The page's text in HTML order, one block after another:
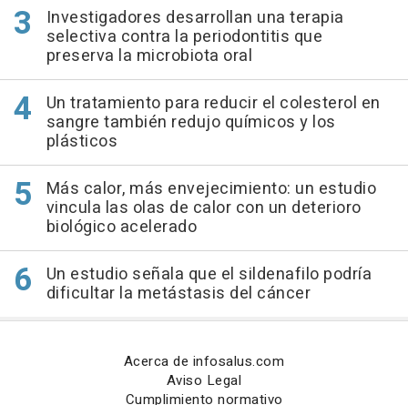
Investigadores desarrollan una terapia
selectiva contra la periodontitis que
preserva la microbiota oral
Un tratamiento para reducir el colesterol en
sangre también redujo químicos y los
plásticos
Más calor, más envejecimiento: un estudio
vincula las olas de calor con un deterioro
biológico acelerado
Un estudio señala que el sildenafilo podría
dificultar la metástasis del cáncer
Acerca de infosalus.com
Aviso Legal
Cumplimiento normativo